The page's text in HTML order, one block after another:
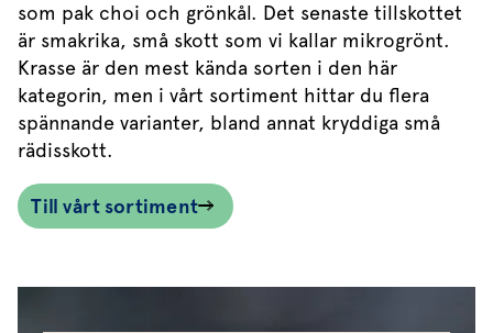
som pak choi och grönkål. Det senaste tillskottet
är smakrika, små skott som vi kallar mikrogrönt.
Krasse är den mest kända sorten i den här
kategorin, men i vårt sortiment hittar du flera
spännande varianter, bland annat kryddiga små
rädisskott.
Till vårt sortiment